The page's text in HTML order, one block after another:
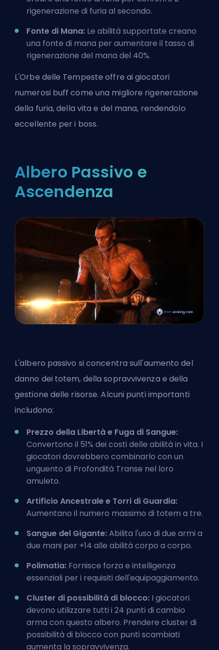
rigenerazione di furia al secondo.
Fonte di Mana: Le abilità supportate creano
una fonte di mana per aumentare il tasso di
rigenerazione del mana del 40%.
L'Orbe delle Tempeste offre ai giocatori
numerosi buff come una migliore rigenerazione
della furia, della vita e del mana, rendendolo
eccellente per i boss.
Albero Passivo e
Ascendenza
L'albero passivo si concentra sull'aumento del
danno dei totem, della sopravvivenza e della
gestione delle risorse. Alcuni punti importanti
includono:
Prezzo della Libertà e Fuga di Sangue:
Convertono il 51% dei costi delle abilità in vita. I
giocatori dovrebbero combinarlo con un
unguento di Profondità Transe nel loro
amuleto.
Artificio Ancestrale e Torri di Guardia:
Aumentano il numero massimo di totem a tre.
Sangue del Gigante:Abilita l'uso di due armi a
due mani per +14 alle abilità corpo a corpo.
Polimatia: Fornisce forza e intelligenza
essenziali per i requisiti dell'equipaggiamento.
Cluster di possibilità di blocco: I giocatori
devono utilizzare tutti i 24 punti di cambio
arma con questo albero. Prendere cluster di
possibilità di blocco con punti scambiati
aumenta la sopravvivenza.